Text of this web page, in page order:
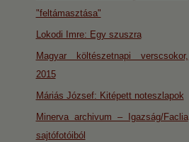
"feltámasztása"
Lokodi Imre: Egy szuszra
Magyar költészetnapi verscsokor,
2015
Máriás József: Kitépett noteszlapok
Minerva archivum – Igazság/Faclia
sajtófotóiból